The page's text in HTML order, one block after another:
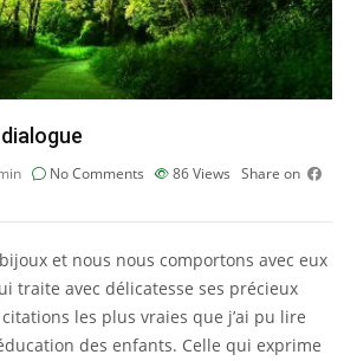
No Comments 86Views Share on
et nous nous comportons avec eux
traite avec délicatesse ses précieux
les plus vraies que j’ai pu lire
des enfants. Celle qui exprime